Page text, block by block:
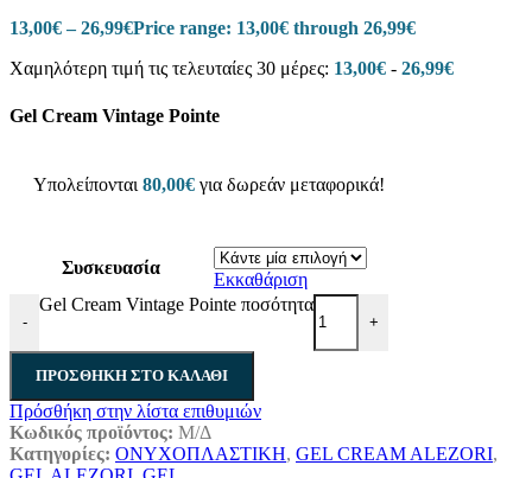
13,00€ – 26,99€Price range: 13,00€ through 26,99€
Χαμηλότερη τιμή τις τελευταίες 30 μέρες: 13,00€ - 26,99€
Gel Cream Vintage Pointe
Υπολείπονται 80,00€ για δωρεάν μεταφορικά!
Συσκευασία
Εκκαθάριση
-
Gel Cream Vintage Pointe ποσότητα
+
ΠΡΟΣΘΉΚΗ ΣΤΟ ΚΑΛΆΘΙ
Πρόσθήκη στην λίστα επιθυμιών
Κωδικός προϊόντος: Μ/Δ
Κατηγορίες: ΟΝΥΧΟΠΛΑΣΤΙΚΗ, GEL CREAM ALEZORI,